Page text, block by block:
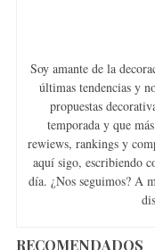
Soy amante de la
últimas tendencias y
propuestas
temporada y que
rewiews, rankings y
aquí sigo, escribiendo
día. ¿Nos seguimos? A
RECOMENDADOS